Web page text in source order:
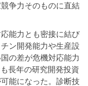
争力そのものに直結
能力とも密接に結び
ン開発能力や生産設
の差が危機対応能力
長年の研究開発投資
能になった。診断技